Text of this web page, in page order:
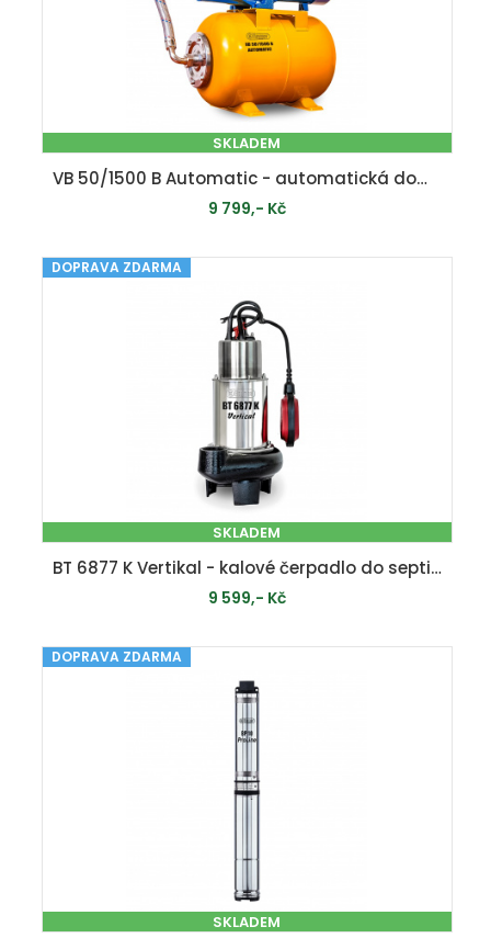
SKLADEM
VB 50/1500 B Automatic - automatická domácí vodárna
9 799,- Kč
DOPRAVA ZDARMA
SKLADEM
BT 6877 K Vertikal - kalové čerpadlo do septiku s oběžným kolem
9 599,- Kč
DOPRAVA ZDARMA
SKLADEM